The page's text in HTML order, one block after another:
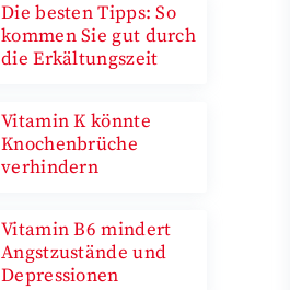
Die besten Tipps: So
kommen Sie gut durch
die Erkältungszeit
Vitamin K könnte
Knochenbrüche
verhindern
Vitamin B6 mindert
Angstzustände und
Depressionen